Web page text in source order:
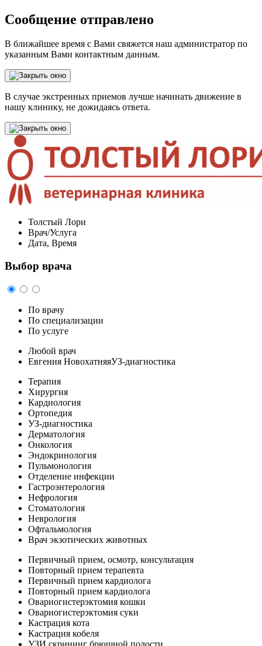
Сообщение отправлено
В ближайшее время с Вами свяжется наш администратор по
указанным Вами контактным данным.
В случае экстренных приемов лучше начинать движение в
нашу клинику, не дожидаясь ответа.